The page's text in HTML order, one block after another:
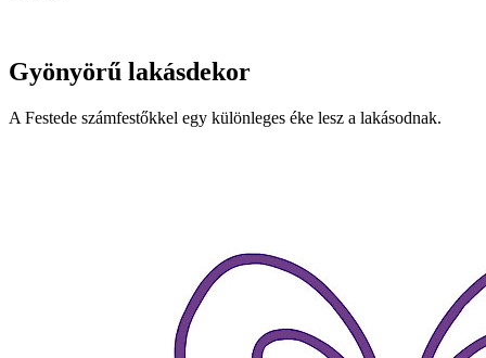
Gyönyörű lakásdekor
A Festede számfestőkkel egy különleges éke lesz a lakásodnak.